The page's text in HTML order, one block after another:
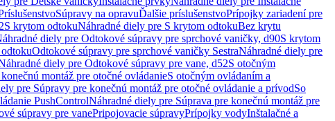
Súpravy na opravuĎalšie príslušenstvoPrípojky zariadení pre
S krytom odtokuNáhradné diely pre S krytom odtokuBez krytu
diely pre Odtokové súpravy pre sprchové vaničky, d90S krytom
Odtokové súpravy pre sprchové vaničky SestraNáhradné diely pre
diely pre Odtokové súpravy pre vane, d52S otočným
montáž pre otočné ovládanieS otočným ovládaním a
pre Súpravy pre konečnú montáž pre otočné ovládanie a prívodSo
PushControlNáhradné diely pre Súprava pre konečnú montáž pre
súpravy pre vanePripojovacie súpravyPrípojky vodyInštalačné a